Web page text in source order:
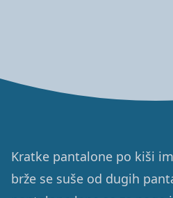
Kratke pantalone po kiši
brže se suše od dugih